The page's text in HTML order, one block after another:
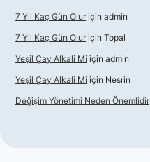
7 Yıl Kaç Gün Olur için admin
7 Yıl Kaç Gün Olur için Topal
Yeşil Çay Alkali Mi için admin
Yeşil Çay Alkali Mi için Nesrin
Değişim Yönetimi Neden Önemlidir